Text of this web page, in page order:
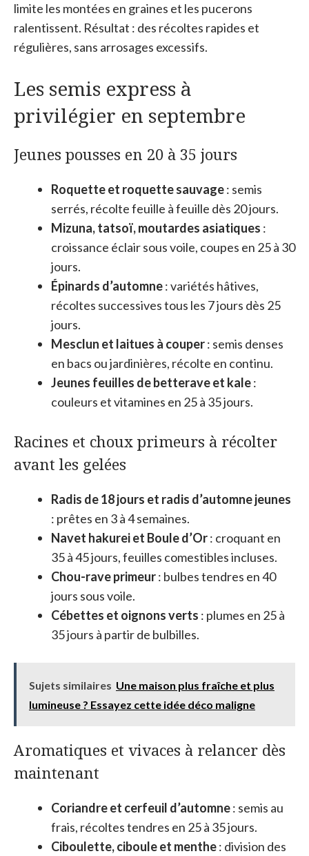
limite les montées en graines et les pucerons
ralentissent. Résultat : des récoltes rapides et
régulières, sans arrosages excessifs.
Les semis express à
privilégier en septembre
Jeunes pousses en 20 à 35 jours
Roquette et roquette sauvage: semis
serrés, récolte feuille à feuille dès 20 jours.
Mizuna, tatsoï, moutardes asiatiques :
croissance éclair sous voile, coupes en 25 à 30
jours.
Épinards d’automne: variétés hâtives,
récoltes successives tous les 7 jours dès 25
jours.
Mesclun et laitues à couper: semis denses
en bacs ou jardinières, récolte en continu.
Jeunes feuilles de betterave et kale:
couleurs et vitamines en 25 à 35 jours.
Racines et choux primeurs à récolter
avant les gelées
Radis de 18 jours et radis d’automne jeunes
: prêtes en 3 à 4 semaines.
Navet hakurei et Boule d’Or: croquant en
35 à 45 jours, feuilles comestibles incluses.
Chou-rave primeur: bulbes tendres en 40
jours sous voile.
Cébettes et oignons verts : plumes en 25 à
35 jours à partir de bulbilles.
Sujets similaires Une maison plus fraîche et plus
lumineuse ? Essayez cette idée déco maligne
Aromatiques et vivaces à relancer dès
maintenant
Coriandre et cerfeuil d’automne: semis au
frais, récoltes tendres en 25 à 35 jours.
Ciboulette, ciboule et menthe: division des